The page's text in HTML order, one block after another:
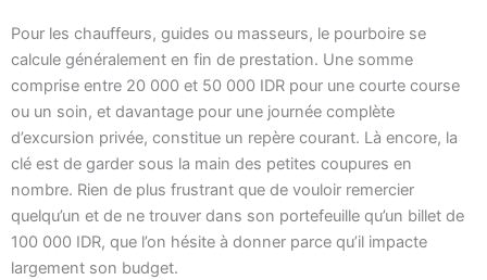
Pour les chauffeurs, guides ou masseurs, le pourboire se
calcule généralement en fin de prestation. Une somme
comprise entre 20 000 et 50 000 IDR pour une courte course
ou un soin, et davantage pour une journée complète
d’excursion privée, constitue un repère courant. Là encore, la
clé est de garder sous la main des petites coupures en
nombre. Rien de plus frustrant que de vouloir remercier
quelqu’un et de ne trouver dans son portefeuille qu’un billet de
100 000 IDR, que l’on hésite à donner parce qu’il impacte
largement son budget.